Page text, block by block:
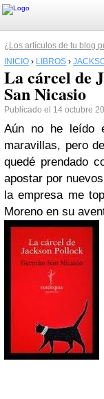
¿Los artículos de tu blog
INICIO › LIBROS ›
La cárcel de
San Nicasio
Publicado el 14 octubre
Aún no he leído
maravillas, pero
quedé prendado
apostar por
la empresa me
Moreno en su